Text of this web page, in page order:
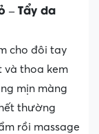
– Tẩy da
cho đôi tay
và thoa kem
mịn màng
thường
rồi massage